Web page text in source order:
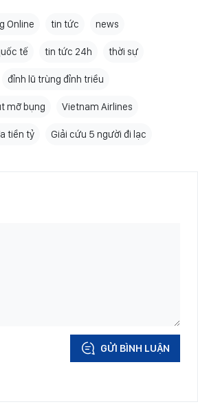
Online tin tức news
tế tin tức 24h thời sự
đỉnh lũ trùng đỉnh triều
mỡ bụng Vietnam Airlines
tiền tỷ Giải cứu 5 người đi lạc
GỬI BÌNH LUẬN